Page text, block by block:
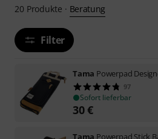
20 Produkte · Beratung
Filter
Tama Powerpad
97
Sofort lieferbar
30€
Tama Powerpad Stick